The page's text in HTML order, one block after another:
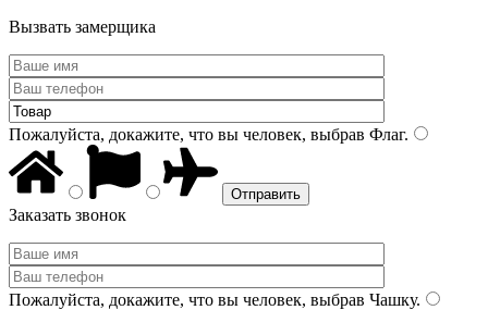
Вызвать замерщика
Пожалуйста, докажите, что вы человек, выбрав Флаг.
Заказать звонок
Пожалуйста, докажите, что вы человек, выбрав Чашку.